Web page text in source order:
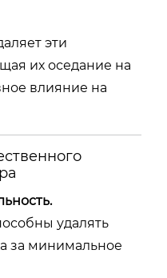
эти
их оседание на
влияние на
удалять
за минимальное